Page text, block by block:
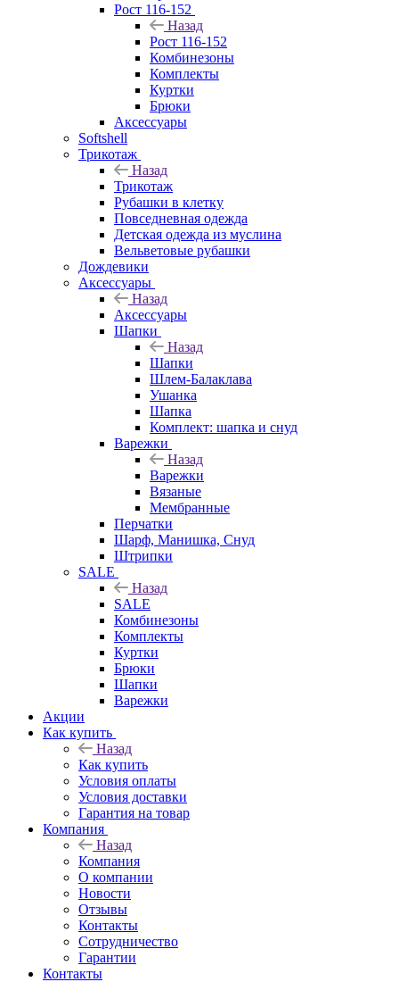
Рост 116-152
Назад
Рост 116-152
Комбинезоны
Комплекты
Куртки
Брюки
Аксессуары
Softshell
Трикотаж
Назад
Трикотаж
Рубашки в клетку
Повседневная одежда
Детская одежда из муслина
Вельветовые рубашки
Дождевики
Аксессуары
Назад
Аксессуары
Шапки
Назад
Шапки
Шлем-Балаклава
Ушанка
Шапка
Комплект: шапка и снуд
Варежки
Назад
Варежки
Вязаные
Мембранные
Перчатки
Шарф, Манишка, Снуд
Штрипки
SALE
Назад
SALE
Комбинезоны
Комплекты
Куртки
Брюки
Шапки
Варежки
Акции
Как купить
Назад
Как купить
Условия оплаты
Условия доставки
Гарантия на товар
Компания
Назад
Компания
О компании
Новости
Отзывы
Контакты
Сотрудничество
Гарантии
Контакты